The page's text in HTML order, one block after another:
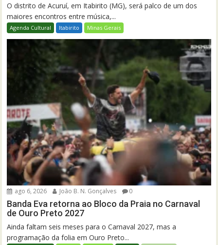
O distrito de Acuruí, em Itabirito (MG), será palco de um dos
maiores encontros entre música,...
Agenda Cultural Itabirito Minas Gerais
ago 6, 2026 João B. N. Gonçalves 0
Banda Eva retorna ao Bloco da Praia no Carnaval
de Ouro Preto 2027
Ainda faltam seis meses para o Carnaval 2027, mas a
programação da folia em Ouro Preto...